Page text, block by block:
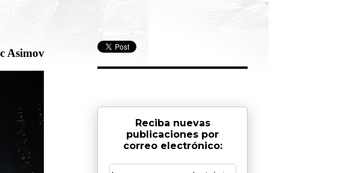
Asimov
Reciba nuevas
publicaciones por
correo electrónico: